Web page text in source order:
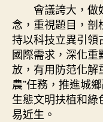
會議誇大，做
念，重視題目，
持以科技立異引領
國際需求，深化
放，有用防范化解
農”任務，推進城
生態文明扶植和
易近生。